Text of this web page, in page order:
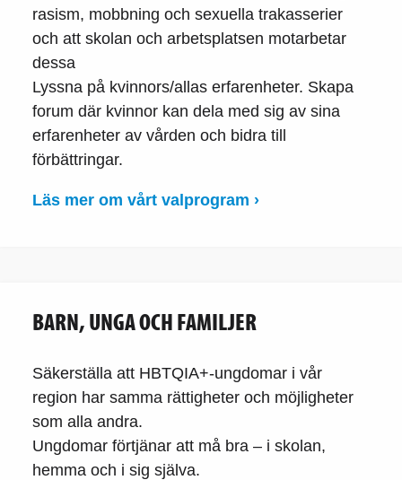
rasism, mobbning och sexuella trakasserier
och att skolan och arbetsplatsen motarbetar
dessa
Lyssna på kvinnors/allas erfarenheter. Skapa
forum där kvinnor kan dela med sig av sina
erfarenheter av vården och bidra till
förbättringar.
Läs mer om vårt valprogram ›
BARN, UNGA OCH FAMILJER
Säkerställa att HBTQIA+-ungdomar i vår
region har samma rättigheter och möjligheter
som alla andra.
Ungdomar förtjänar att må bra – i skolan,
hemma och i sig själva.